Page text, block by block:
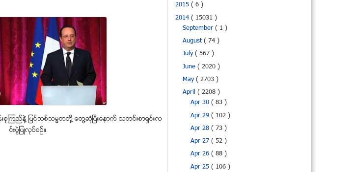
စုၾကည္နဲ႔ ျပင္သစ္သမၼတတို႔ ေတြ႔ဆံုၿပီးေနာက္ သတင္းစာရွင္းလ
င္းပြဲျပဳလုပ္စဥ္။
2015 ( 6 )
2014 ( 15031 )
September( 1 )
August( 74 )
July( 567 )
June( 2020 )
May( 2703 )
April( 2208 )
Apr 30 ( 83 )
Apr 29 ( 102 )
Apr 28 ( 73 )
Apr 27 ( 52 )
Apr 26 ( 88 )
Apr 25 ( 106 )